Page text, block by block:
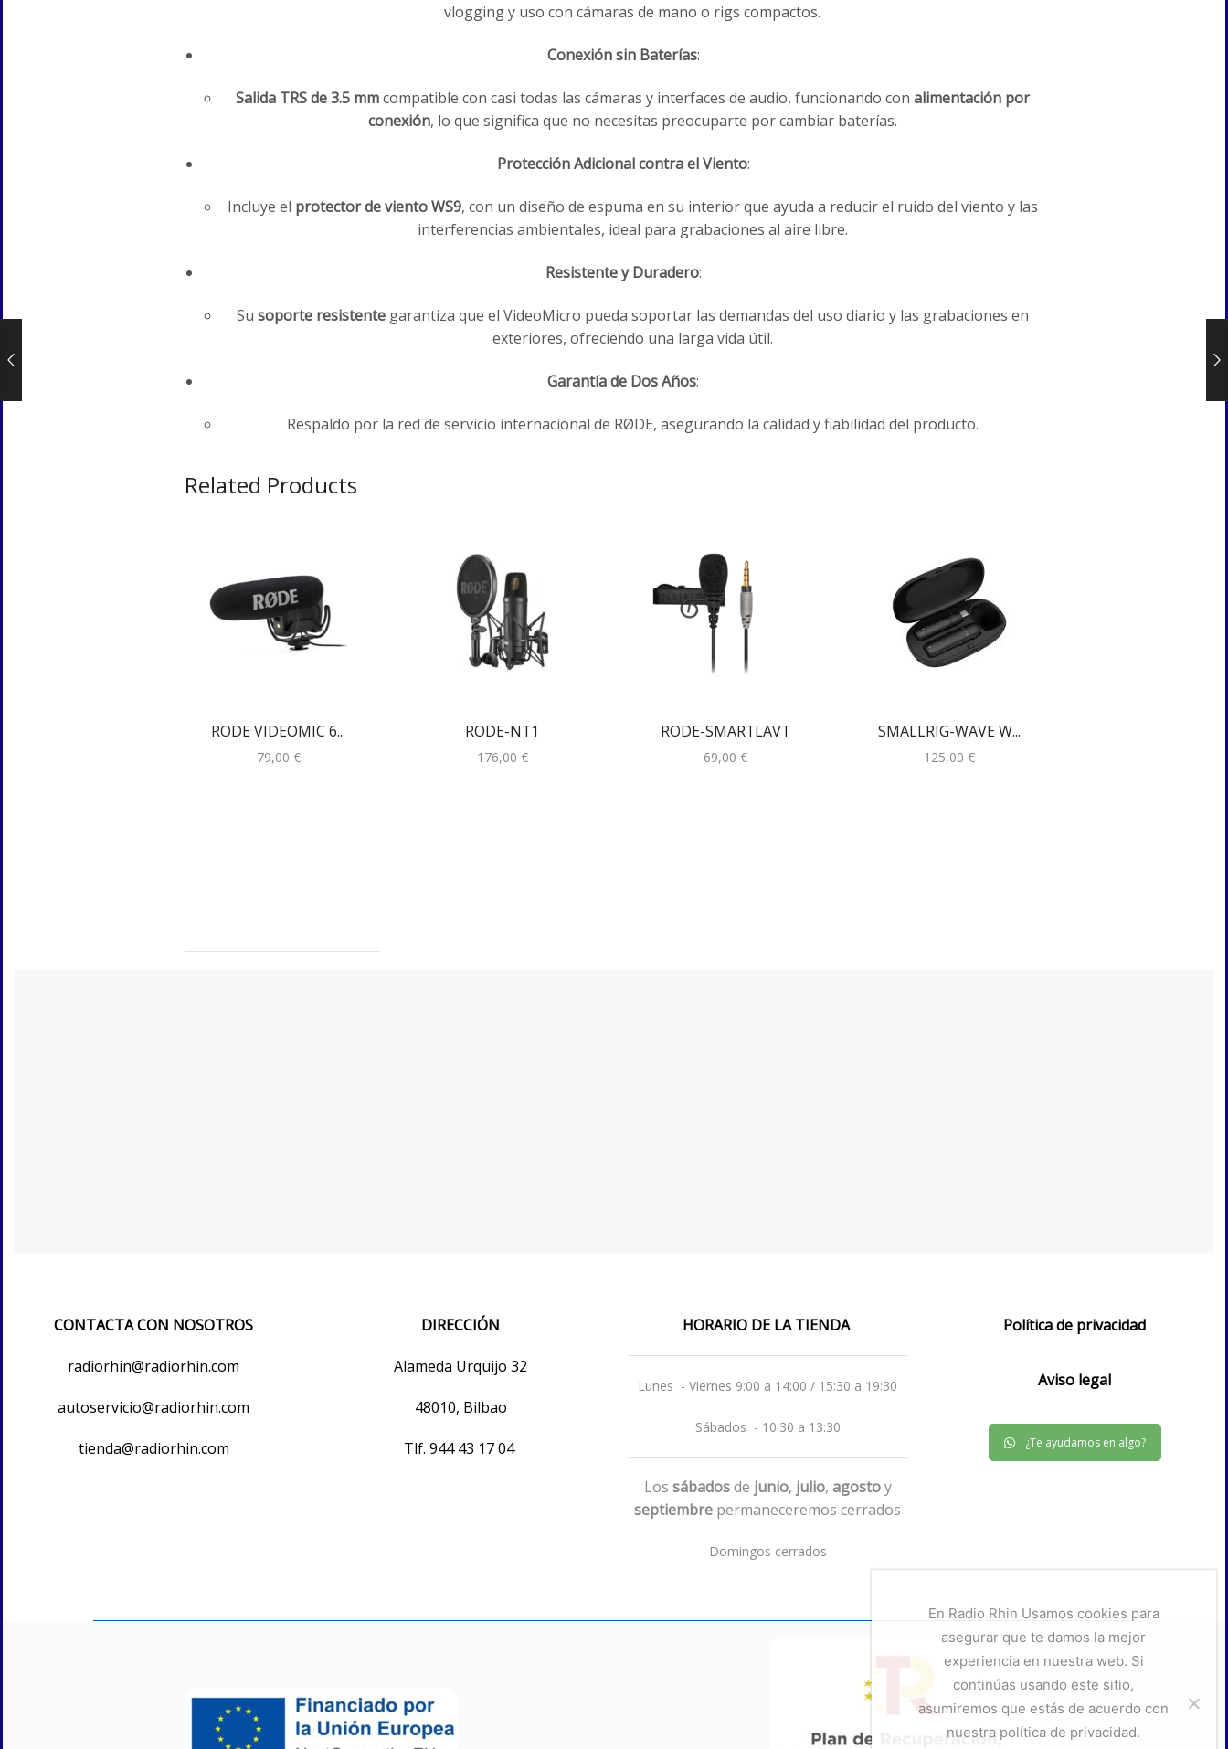
vlogging y uso con cámaras de mano o rigs compactos.
Conexión sin Baterías:
Salida TRS de 3.5 mmcompatible con casi todas las cámaras y interfaces de audio, funcionando con alimentación por
conexión, lo que significa que no necesitas preocuparte por cambiar baterías.
Protección Adicional contra el Viento:
Incluye el protector de viento WS9, con un diseño de espuma en su interior que ayuda a reducir el ruido del viento y las
interferencias ambientales, ideal para grabaciones al aire libre.
Resistente y Duradero:
Su soporte resistentegarantiza que el VideoMicro pueda soportar las demandas del uso diario y las grabaciones en
exteriores, ofreciendo una larga vida útil.
Garantía de Dos Años:
Respaldo por la red de servicio internacional de RØDE, asegurando la calidad y fiabilidad del producto.
Related Products
RODE VIDEOMIC 6...
79,00 €
RODE-NT1
176,00 €
RODE-SMARTLAVT
69,00€
SMALLRIG-WAVE W...
125,00€
CONTACTA CON NOSOTROS
radiorhin@radiorhin.com
autoservicio@radiorhin.com
tienda@radiorhin.com
DIRECCIÓN
Alameda Urquijo 32
48010, Bilbao
Tlf. 944 43 17 04
HORARIO DE LA TIENDA
Lunes - Viernes 9:00 a 14:00 / 15:30 a 19:30
Sábados - 10:30 a 13:30
Los sábadosde junio, julio, agostoy
septiembre permaneceremos cerrados
- Domingos cerrados -
Política de privacidad
Aviso legal
¿Te ayudamos en algo?
En Radio Rhin Usamos cookies para
asegurar que te damos la mejor
experiencia en nuestra web. Si
continúas usando este sitio,
asumiremos que estás de acuerdo con
nuestra política de privacidad.